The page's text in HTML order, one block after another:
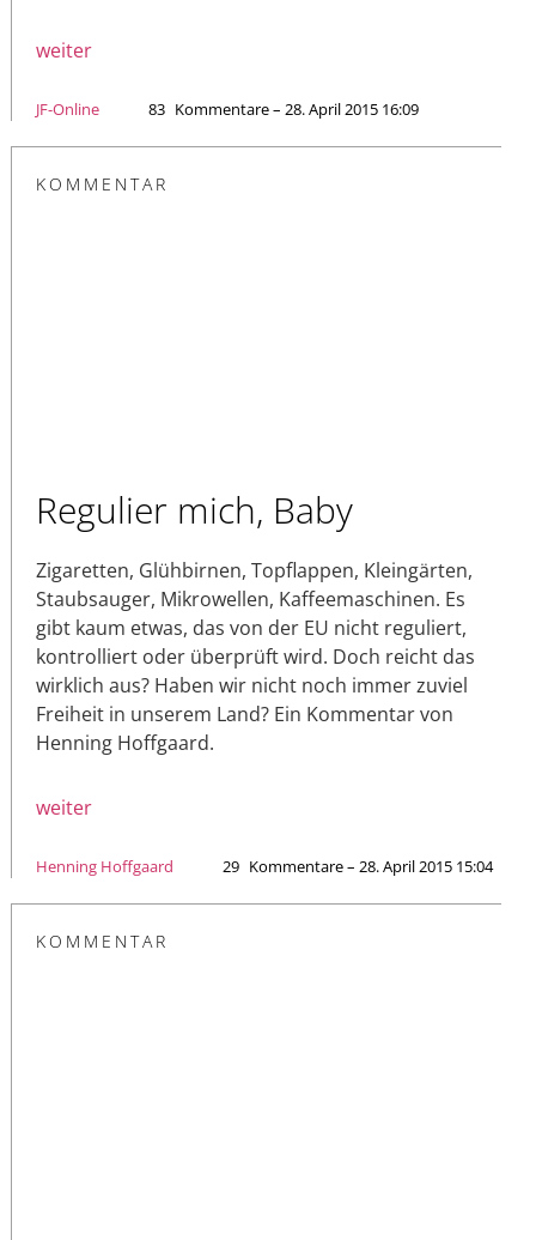
weiter
JF-Online 83 Kommentare – 28. April 2015 16:09
KOMMENTAR
Regulier mich, Baby
Zigaretten, Glühbirnen, Topflappen, Kleingärten,
Staubsauger, Mikrowellen, Kaffeemaschinen. Es
gibt kaum etwas, das von der EU nicht reguliert,
kontrolliert oder überprüft wird. Doch reicht das
wirklich aus? Haben wir nicht noch immer zuviel
Freiheit in unserem Land? Ein Kommentar von
Henning Hoffgaard.
weiter
Henning Hoffgaard 29 Kommentare – 28. April 2015 15:04
KOMMENTAR